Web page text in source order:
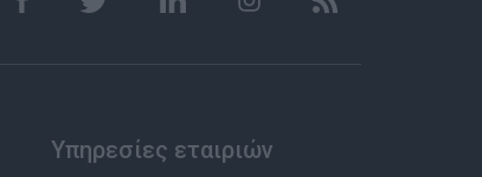
Υπηρεσίες εταιριών